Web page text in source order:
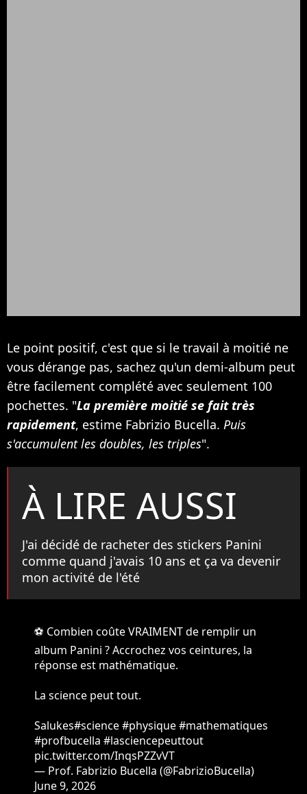
Le point positif, c'est que si le travail à moitié ne
vous dérange pas, sachez qu'un demi-album peut
être facilement complété avec seulement 100
pochettes. "La première moitié se fait très
rapidement, estime Fabrizio Bucella. Puis
s'accumulent les doubles, les triples".
À LIRE AUSSI
J'ai décidé de racheter des stickers Panini
comme quand j'avais 10 ans et ça va devenir
mon activité de l'été
⚽ Combien coûte VRAIMENT de remplir un
album Panini ? Accrochez vos ceintures, la
réponse est mathématique.
La science peut tout.
Salukes#science#physique#mathematiques
#profbucella #lasciencepeuttout
pic.twitter.com/InqsPZZvVT
— Prof. Fabrizio Bucella (@FabrizioBucella)
June 9, 2026